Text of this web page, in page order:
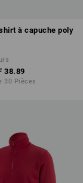
à capuche poly
38.89
30 Pièces